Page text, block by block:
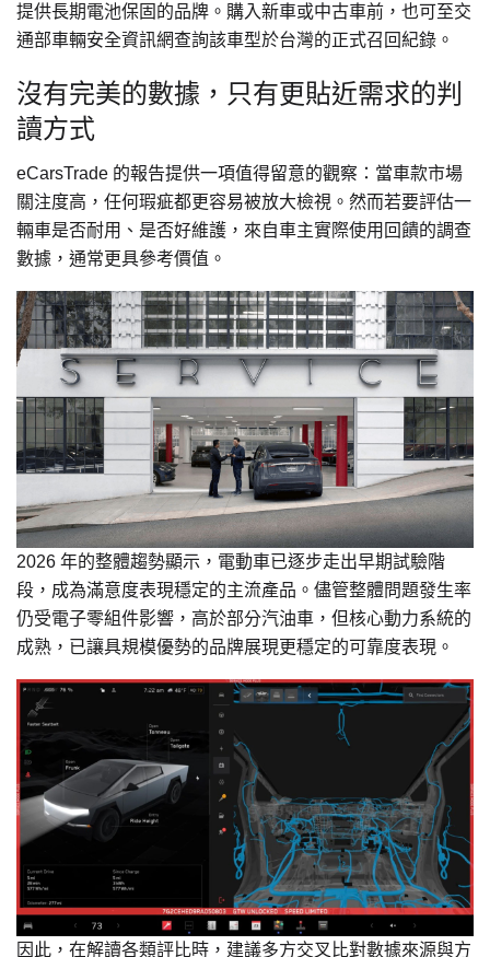
提供長期電池保固的品牌。購入新車或中古車前，也可至交
通部車輛安全資訊網查詢該車型於台灣的正式召回紀錄。
沒有完美的數據，只有更貼近需求的判
讀方式
eCarsTrade 的報告提供一項值得留意的觀察：當車款市場
關注度高，任何瑕疵都更容易被放大檢視。然而若要評估一
輛車是否耐用、是否好維護，來自車主實際使用回饋的調查
數據，通常更具參考價值。
2026 年的整體趨勢顯示，電動車已逐步走出早期試驗階
段，成為滿意度表現穩定的主流產品。儘管整體問題發生率
仍受電子零組件影響，高於部分汽油車，但核心動力系統的
成熟，已讓具規模優勢的品牌展現更穩定的可靠度表現。
因此，在解讀各類評比時，建議多方交叉比對數據來源與方